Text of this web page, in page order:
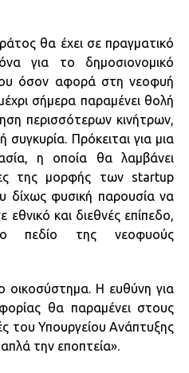
θα έχει σε πραγματικό
για το δημοσιονομικό
όσον αφορά στη νεοφυή
σήμερα παραμένει θολή
περισσότερων κινήτρων,
συγκυρία. Πρόκειται για μια
η οποία θα λαμβάνει
της μορφής των startup
δίχως φυσική παρουσία να
και διεθνές επίπεδο,
πεδίο της νεοφυούς
οικοσύστημα. Η ευθύνη για
θα παραμένει στους
του Υπουργείου Ανάπτυξης
την εποπτεία».